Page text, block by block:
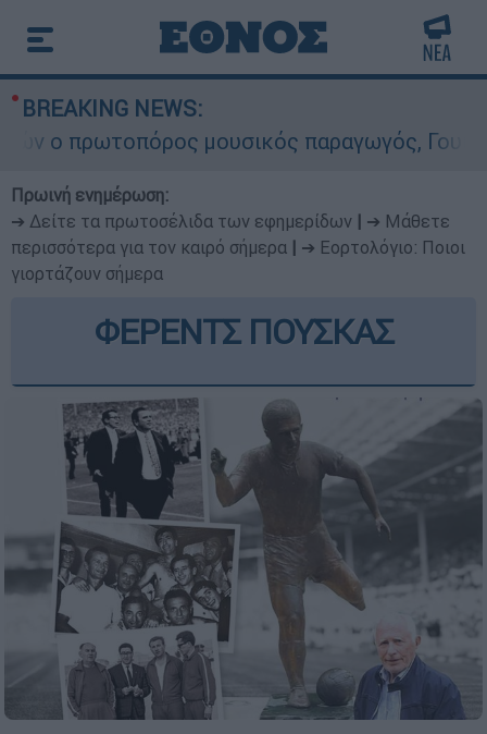
BREAKING NEWS:
πρωτοπόρος μουσικός παραγωγός, Γουίλιαμ
Πρωινή ενημέρωση:
➔ Δείτε τα πρωτοσέλιδα των εφημερίδων
➔ Μάθετε
περισσότερα για τον καιρό σήμερα
➔ Εορτολόγιο: Ποιοι
γιορτάζουν σήμερα
ΦΕΡΕΝΤΣ ΠΟΥΣΚΑΣ